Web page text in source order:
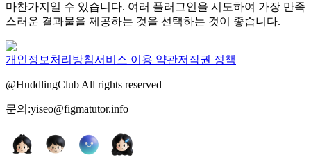
마찬가지일 수 있습니다. 여러 플러그인을 시도하여 가장 만족
스러운 결과물을 제공하는 것을 선택하는 것이 좋습니다.
개인정보처리방침서비스 이용 약관저작권 정책
@HuddlingClub All rights reserved
문의:yiseo@figmatutor.info